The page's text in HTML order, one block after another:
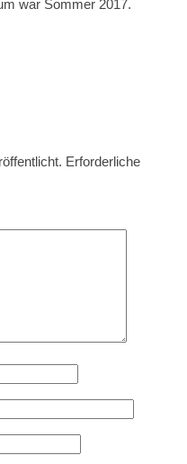
war Sommer 2017.
Erforderliche